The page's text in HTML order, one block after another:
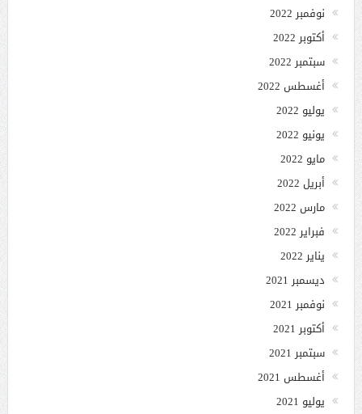
نوفمبر 2022
أكتوبر 2022
سبتمبر 2022
أغسطس 2022
يوليو 2022
يونيو 2022
مايو 2022
أبريل 2022
مارس 2022
فبراير 2022
يناير 2022
ديسمبر 2021
نوفمبر 2021
أكتوبر 2021
سبتمبر 2021
أغسطس 2021
يوليو 2021